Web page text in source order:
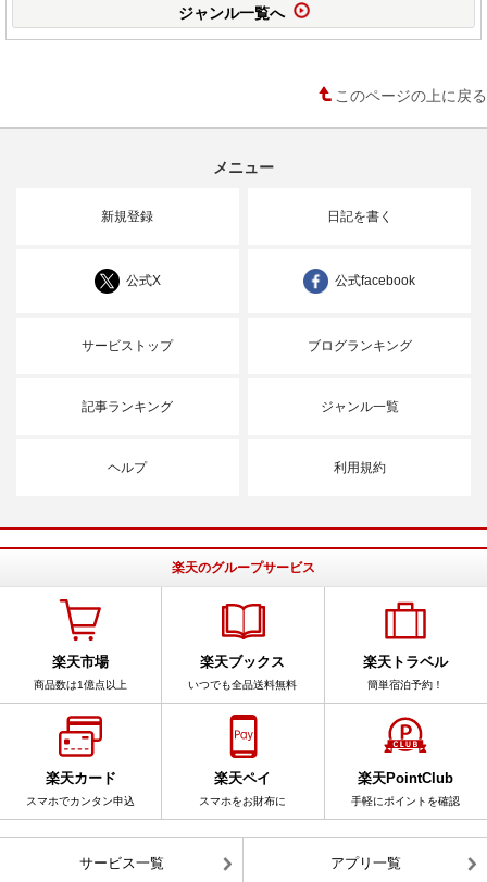
ジャンル一覧へ
このページの上に戻る
メニュー
新規登録 日記を書く
公式X 公式facebook
サービストップ ブログランキング
記事ランキング ジャンル一覧
ヘルプ 利用規約
楽天のグループサービス
楽天市場
商品数は1億点以上
楽天ブックス
いつでも全品送料無料
楽天トラベル
簡単宿泊予約！
楽天カード
スマホでカンタン申込
楽天ペイ
スマホをお財布に
楽天PointClub
手軽にポイントを確認
サービス一覧 アプリ一覧